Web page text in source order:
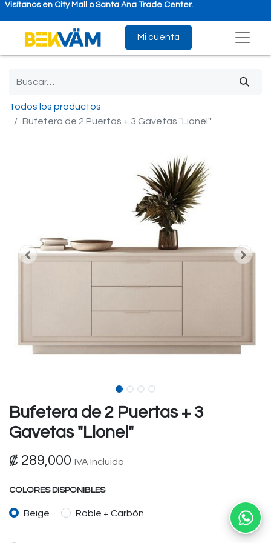
Visítanos en City Mall o Santa Ana Trade Center.
Mi cuenta
Todos los productos
Bufetera de 2 Puertas + 3 Gavetas "Lionel"
Bufetera de 2 Puertas + 3
Gavetas "Lionel"
₡ 289,000 IVA Incluido
COLORES DISPONIBLES
Beige
Roble + Carbón